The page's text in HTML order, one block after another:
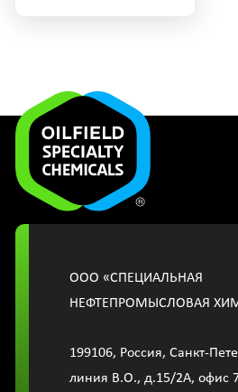
OOО «СПЕЦИАЛЬНАЯ
НЕФТЕПРОМЫСЛОВАЯ
199106, Россия, Санкт-
линия В.О., д.15/2A, офис